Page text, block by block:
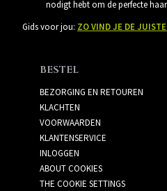
nodigt hebt om de perfecte
Gids voor jou: ZO VIND JE DE
BESTEL
BEZORGING EN RETOUREN
KLACHTEN
VOORWAARDEN
KLANTENSERVICE
INLOGGEN
ABOUT COOKIES
THE COOKIE SETTINGS